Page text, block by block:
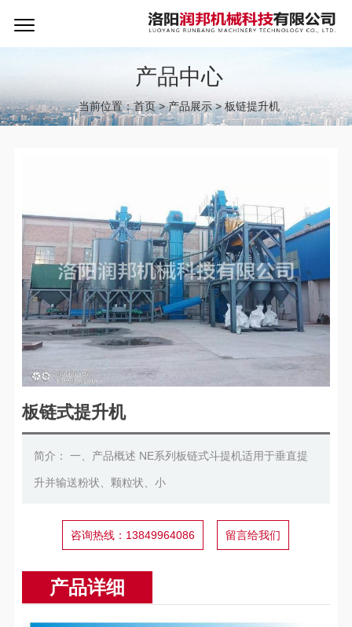
产品中心
当前位置：首页>产品展示>板链提升机
板链式提升机
简介： 一、产品概述 NE系列板链式斗提机适用于垂直提
升并输送粉状、颗粒状、小
咨询热线：13849964086 留言给我们
产品详细